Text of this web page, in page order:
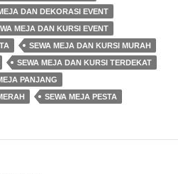
DAN DEKORASI EVENT
MEJA DAN KURSI EVENT
SEWA MEJA DAN KURSI MURAH
SEWA MEJA DAN KURSI TERDEKAT
PANJANG
SEWA MEJA PESTA